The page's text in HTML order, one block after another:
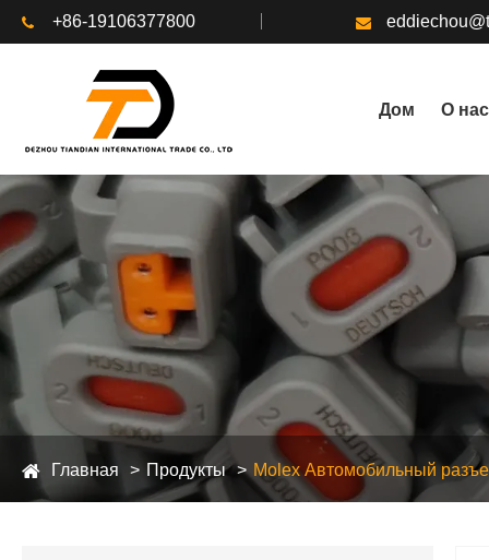
+86-19106377800
Дом О нас
Главная Продукты Molex Автомобильный